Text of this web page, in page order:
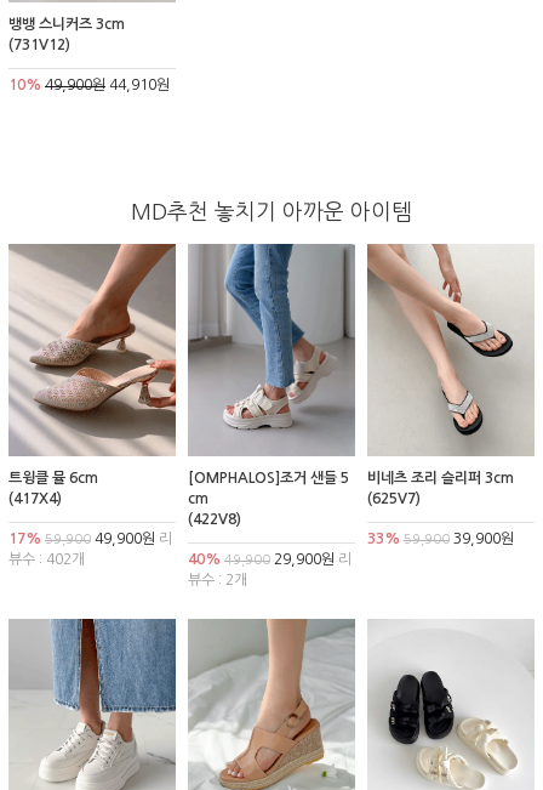
뱅뱅 스니커즈 3cm
(731V12)
10% 49,900원 44,910원
MD추천 놓치기 아까운 아이템
트윙클 뮬 6cm
(417X4)
17% 59,900 49,900원 리
뷰수 : 402개
[OMPHALOS]조거 샌들 5
cm
(422V8)
40% 49,90029,900원 리
뷰수 : 2개
비네츠 조리 슬리퍼 3cm
(625V7)
33% 59,90039,900원